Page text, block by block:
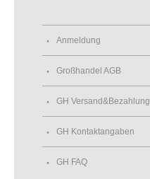
Anmeldung
Großhandel AGB
GH Versand&Bezahlung
GH Kontaktangaben
GH FAQ